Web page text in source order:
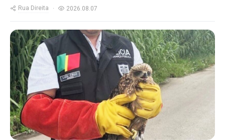
Rua Direita 2026.08.07
https://www.ruadireita.pt/wp-
content/uploads/2026/08/Ave-
resgatada_1-800x600.jpg